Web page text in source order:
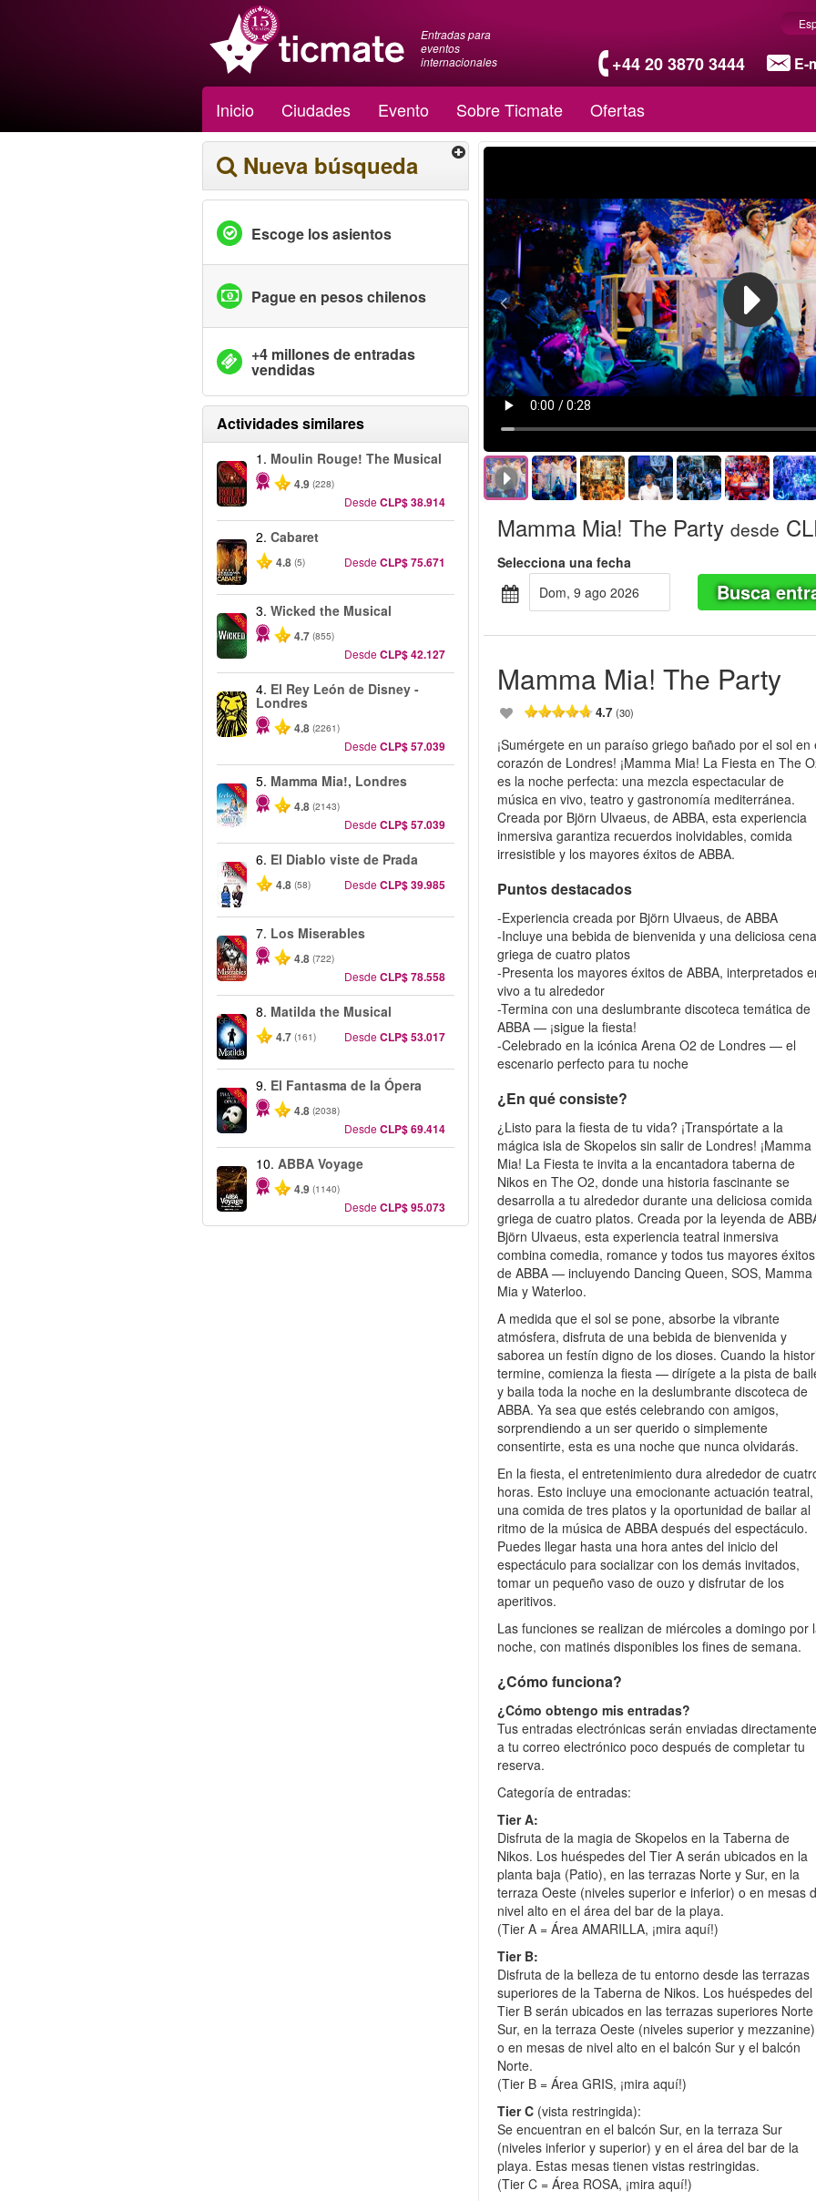
Entradas para
eventos
internacionales
+44 20 3870 3444 E-
Inicio Ciudades Evento Sobre Ticmate Ofertas
Nueva búsqueda
Escoge los asientos
Pague en pesos chilenos
+4 millones de entradas
vendidas
Actividades similares
-50%
1. Moulin Rouge! The Musical
4.9 (228)
DesdeCLP$ 38.914
2. Cabaret
4.8 (5) DesdeCLP$ 75.671
-50%
3. Wicked the Musical
4.7 (855)
DesdeCLP$ 42.127
4. El Rey León de Disney -
Londres
4.8 (2261)
DesdeCLP$ 57.039
-40%
5. Mamma Mia!, Londres
4.8 (2143)
DesdeCLP$ 57.039
-50%
6. El Diablo viste de Prada
4.8 (58) DesdeCLP$ 39.985
-40%
7. Los Miserables
4.8 (722)
DesdeCLP$ 78.558
-50%
8. Matilda the Musical
4.7 (161) DesdeCLP$ 53.017
-20%
9. El Fantasma de la Ópera
4.8 (2038)
DesdeCLP$ 69.414
10. ABBA Voyage
4.9 (1140)
DesdeCLP$ 95.073
Mamma Mia! The Party desde
Selecciona una fecha
dom, 9 ago 2026
Busca
Mamma Mia! The Party
4.7(30)
¡Sumérgete en un paraíso griego bañado por el sol en
corazón de Londres! ¡Mamma Mia! La Fiesta en The
es la noche perfecta: una mezcla espectacular de
música en vivo, teatro y gastronomía mediterránea.
Creada por Björn Ulvaeus, de ABBA, esta experiencia
inmersiva garantiza recuerdos inolvidables, comida
irresistible y los mayores éxitos de ABBA.
Puntos destacados
-Experiencia creada por Björn Ulvaeus, de ABBA
-Incluye una bebida de bienvenida y una deliciosa
griega de cuatro platos
-Presenta los mayores éxitos de ABBA, interpretados
vivo a tu alrededor
-Termina con una deslumbrante discoteca temática de
ABBA — ¡sigue la fiesta!
-Celebrado en la icónica Arena O2 de Londres — el
escenario perfecto para tu noche
¿En qué consiste?
¿Listo para la fiesta de tu vida? ¡Transpórtate a la
mágica isla de Skopelos sin salir de Londres! ¡Mamma
Mia! La Fiesta te invita a la encantadora taberna de
Nikos en The O2, donde una historia fascinante se
desarrolla a tu alrededor durante una deliciosa comida
griega de cuatro platos. Creada por la leyenda de
Björn Ulvaeus, esta experiencia teatral inmersiva
combina comedia, romance y todos tus mayores éxitos
de ABBA — incluyendo Dancing Queen, SOS, Mamma
Mia y Waterloo.
A medida que el sol se pone, absorbe la vibrante
atmósfera, disfruta de una bebida de bienvenida y
saborea un festín digno de los dioses. Cuando la
termine, comienza la fiesta — dirígete a la pista de
y baila toda la noche en la deslumbrante discoteca de
ABBA. Ya sea que estés celebrando con amigos,
sorprendiendo a un ser querido o simplemente
consentirte, esta es una noche que nunca olvidarás.
En la fiesta, el entretenimiento dura alrededor de
horas. Esto incluye una emocionante actuación teatral,
una comida de tres platos y la oportunidad de bailar al
ritmo de la música de ABBA después del espectáculo.
Puedes llegar hasta una hora antes del inicio del
espectáculo para socializar con los demás invitados,
tomar un pequeño vaso de ouzo y disfrutar de los
aperitivos.
Las funciones se realizan de miércoles a domingo por
noche, con matinés disponibles los fines de semana.
¿Cómo funciona?
¿Cómo obtengo mis entradas?
Tus entradas electrónicas serán enviadas
a tu correo electrónico poco después de completar tu
reserva.
Categoría de entradas:
Tier A:
Disfruta de la magia de Skopelos en la Taberna de
Nikos. Los huéspedes del Tier A serán ubicados en la
planta baja (Patio), en las terrazas Norte y Sur, en la
terraza Oeste (niveles superior e inferior) o en mesas
nivel alto en el área del bar de la playa.
(Tier A = Área AMARILLA, ¡mira aquí!)
Tier B:
Disfruta de la belleza de tu entorno desde las terrazas
superiores de la Taberna de Nikos. Los huéspedes del
Tier B serán ubicados en las terrazas superiores
Sur, en la terraza Oeste (niveles superior y
o en mesas de nivel alto en el balcón Sur y el balcón
Norte.
(Tier B = Área GRIS, ¡mira aquí!)
Tier C (vista restringida):
Se encuentran en el balcón Sur, en la terraza Sur
(niveles inferior y superior) y en el área del bar de la
playa. Estas mesas tienen vistas restringidas.
(Tier C = Área ROSA, ¡mira aquí!)